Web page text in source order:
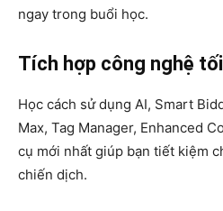
ngay trong buổi học.
Tích hợp công nghệ
Học cách sử dụng AI, Smart
Max, Tag Manager, Enhanced
cụ mới nhất giúp bạn tiết kiệm
chiến dịch.